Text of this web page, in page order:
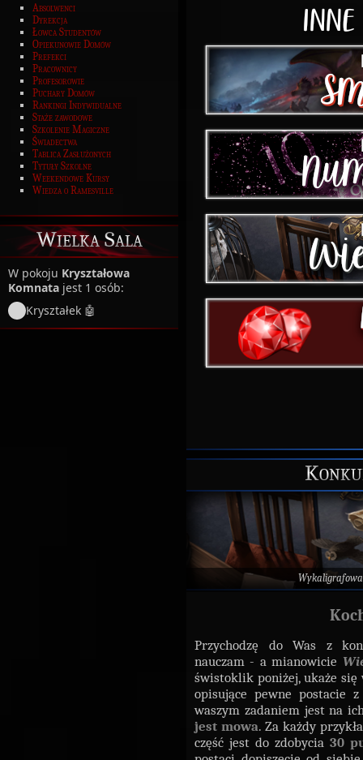
Absolwenci
Dyrekcja
Łowca Studentów
Opiekunowie Domów
Prefekci
Pracownicy
Profesorowie
Puchary Domów
Rankingi Indywidualne
Staże zawodowe
Szkolenie Magiczne
Świadectwa
Tablica Zasłużonych
Tytuły Szkolne
Weekendowe Kursy
Wiedza o Ramesville
Wielka Sala
W pokoju Kryształowa
Komnata jest 1 osób:
Kryształek 🤖
Przychodzę do Was z
nauczam - a mianowicie
świstoklik poniżej, ukaże
opisujące pewne postacie
waszym zadaniem jest na
jest mowa. Za każdy
część jest do zdobycia 30